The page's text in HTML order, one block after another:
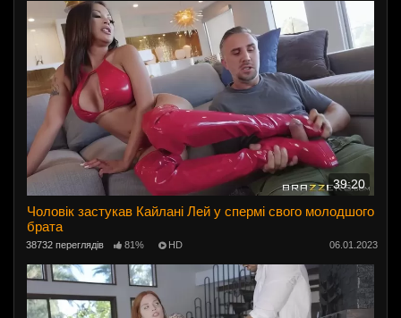
39:20
Чоловік застукав Кайлані Лей у спермі свого молодшого
брата
38732 переглядів 81% HD 06.01.2023